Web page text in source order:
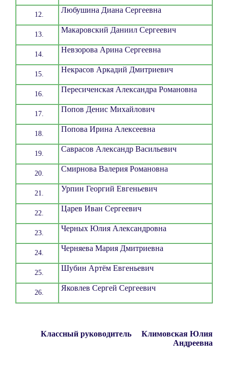
Любушина Диана Сергеевна
Макаровский Даниил Сергеевич
Невзорова Арина Сергеевна
Некрасов Аркадий Дмитриевич
Пересиченская Александра Романовна
Попов Денис Михайлович
Попова Ирина Алексеевна
Саврасов Александр Васильевич
Смирнова Валерия Романовна
Урпин Георгий Евгеньевич
Царев Иван Сергеевич
Черных Юлия Александровна
Черняева Мария Дмитриевна
Шубин Артём Евгеньевич
Яковлев Сергей Сергеевич
Классный руководитель Климовская Юлия
Андреевна